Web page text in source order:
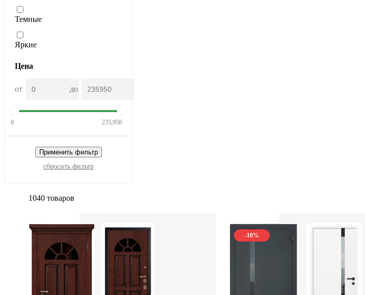
Темные
Яркие
Цена
от до
0 235,950
Применить фильтр
сбросить фильтр
1040 товаров
-10%